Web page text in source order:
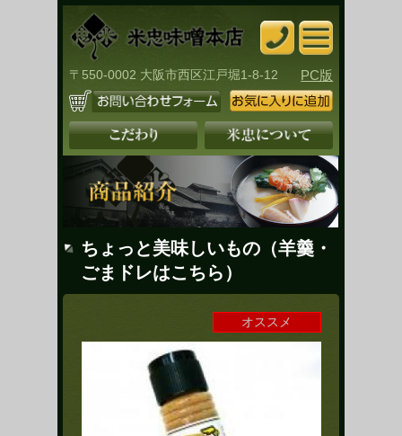
〒550-0002 大阪市西区江戸堀1-8-12 PC版
ちょっと美味しいもの（羊羹・
ごまドレはこちら）
オススメ